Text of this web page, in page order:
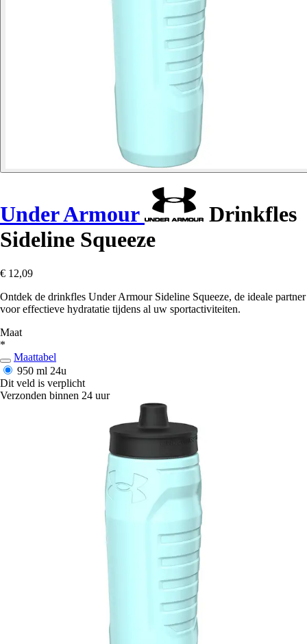
Under Armour
Drinkfles
Sideline Squeeze
€ 12,09
Ontdek de drinkfles Under Armour Sideline Squeeze, de ideale partner
voor effectieve hydratatie tijdens al uw sportactiviteiten.
Maat
*
Maattabel
950 ml 24u
Dit veld is verplicht
Verzonden binnen 24 uur